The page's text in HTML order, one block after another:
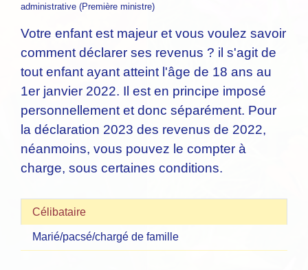
administrative (Première ministre)
Votre enfant est majeur et vous voulez savoir
comment déclarer ses revenus ? il s'agit de
tout enfant ayant atteint l'âge de 18 ans au
1er janvier 2022. Il est en principe imposé
personnellement et donc séparément. Pour
la déclaration 2023 des revenus de 2022,
néanmoins, vous pouvez le compter à
charge, sous certaines conditions.
Célibataire
Marié/pacsé/chargé de famille